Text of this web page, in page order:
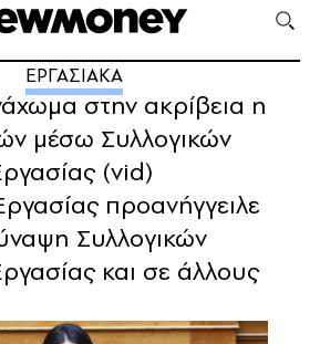
ΕΡΓΑΣΙΑΚΑ
στην ακρίβεια η
μέσω Συλλογικών
(vid)
προανήγγειλε
Συλλογικών
και σε άλλους